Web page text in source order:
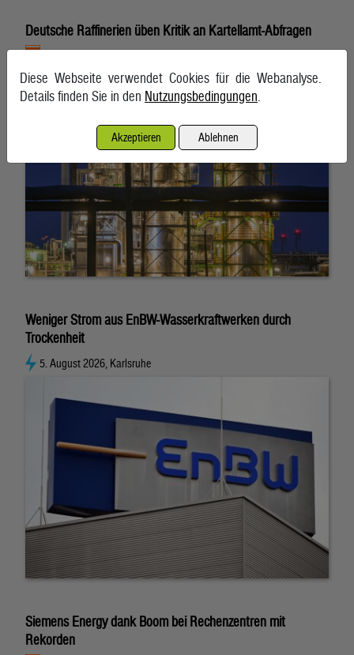
Deutsche Raffinerien üben Kritik an Kartellamt-Abfragen
Weniger Strom aus EnBW-Wasserkraftwerken durch
Trockenheit
5. August 2026, Karlsruhe
Siemens Energy dank Boom bei Rechenzentren mit
Rekorden
Diese Webseite verwendet Cookies für die Webanalyse.
Details finden Sie in den Nutzungsbedingungen
Akzeptieren Ablehnen